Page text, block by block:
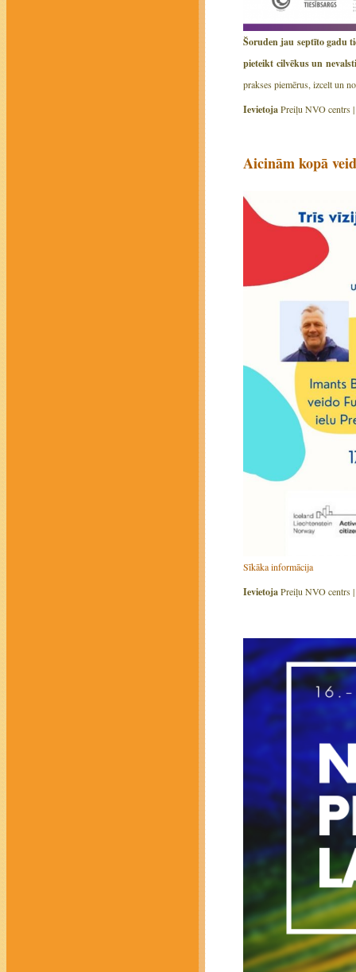
Šoruden jau septīto gadu
pieteikt cilvēkus un
prakses piemērus, izcelt un
IevietojaPreiļu NVO centrs |
Aicinām kopā
Sīkāka informācija
IevietojaPreiļu NVO centrs |